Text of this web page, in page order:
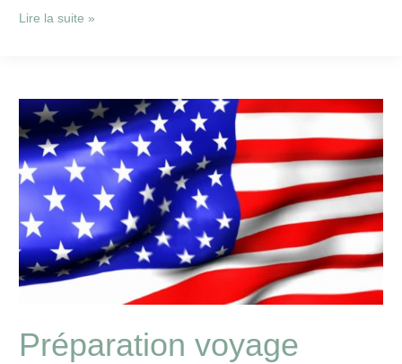
Lire la suite »
Préparation voyage
Préparation
voyage
Grand
ouest
américain
2013